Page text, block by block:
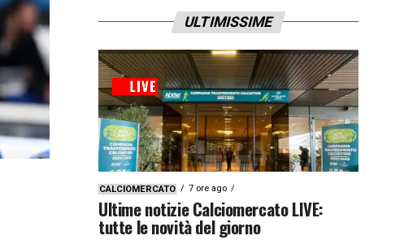
ULTIMISSIME
CALCIOMERCATO 7 ore ago
Ultime notizie Calciomercato LIVE:
tutte le novità del giorno